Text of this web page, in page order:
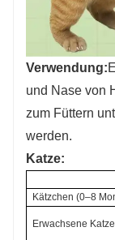
Verwendung:
und Nase von
zum Füttern
werden.
Katze:
Kätzchen (0–8
Erwachsene